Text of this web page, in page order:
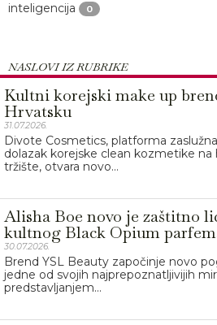
inteligencija
0
NASLOVI IZ RUBRIKE
Kultni korejski make up
Hrvatsku
31.07.2026.
Divote Cosmetics, platforma
dolazak korejske clean kozmetike na
tržište, otvara novo...
Alisha Boe novo je zaštitno
kultnog Black Opium
30.07.2026.
Brend YSL Beauty započinje novo
jedne od svojih najprepoznatljivijih
predstavljanjem...